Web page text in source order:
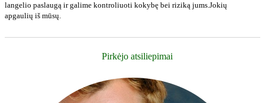
langelio paslaugą ir galime kontroliuoti kokybę bei riziką jums.Jokių
apgaulių iš mūsų.
Pirkėjo atsiliepimai